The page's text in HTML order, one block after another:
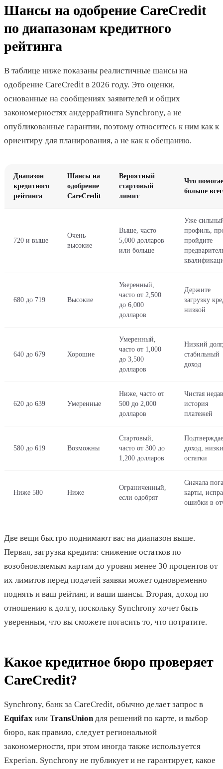
Шансы на одобрение CareCredit
по диапазонам кредитного
рейтинга
В таблице ниже показаны реалистичные шансы на
одобрение CareCredit в 2026 году. Это оценки,
основанные на сообщениях заявителей и общих
закономерностях андеррайтинга Synchrony, а не
опубликованные гарантии, поэтому относитесь к ним как к
ориентиру для планирования, а не как к обещанию.
Диапазон
кредитного
рейтинга
Шансы на
одобрение
CareCredit
Вероятный
стартовый
лимит
Что
больше
720 и выше
Очень
высокие
Выше, часто
5,000 долларов
или больше
Уже
профиль,
пройдите
680 до 719 Высокие
Уверенный,
часто от 2,500
до 6,000
долларов
Держите
загрузку
низкой
640 до 679 Хорошие
Умеренный,
часто от 1,000
до 3,500
долларов
Низкий
стабильный
доход
620 до 639 Умеренные
Ниже, часто от
500 до 2,000
долларов
Чистая
история
платежей
580 до 619 Возможны
Стартовый,
часто от 300 до
1,200 долларов
доход,
остатки
Ниже 580 Ниже
Ограниченный,
если одобрят
Сначала
карты,
ошибки в
Две вещи быстро поднимают вас на диапазон выше.
Первая, загрузка кредита: снижение остатков по
возобновляемым картам до уровня менее 30 процентов от
их лимитов перед подачей заявки может одновременно
поднять и ваш рейтинг, и ваши шансы. Вторая, доход по
отношению к долгу, поскольку Synchrony хочет быть
уверенным, что вы сможете погасить то, что потратите.
Какое кредитное бюро проверяет
CareCredit?
Synchrony, банк за CareCredit, обычно делает запрос в
Equifax или TransUnionдля решений по карте, и выбор
бюро, как правило, следует региональной
закономерности, при этом иногда также используется
Experian. Synchrony не публикует и не гарантирует, какое